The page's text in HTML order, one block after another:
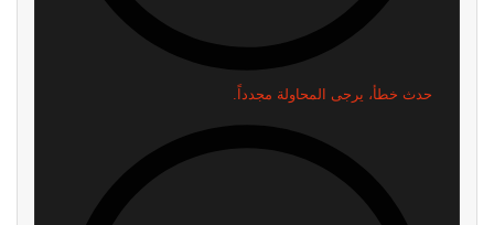
حدث خطأ، يرجى المحاولة مجدداً.